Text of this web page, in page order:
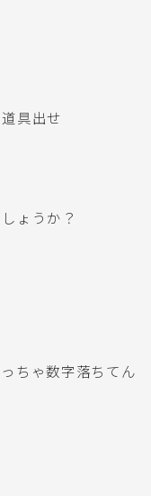
具出せ
ょうか？
ちゃ数字落ちてん